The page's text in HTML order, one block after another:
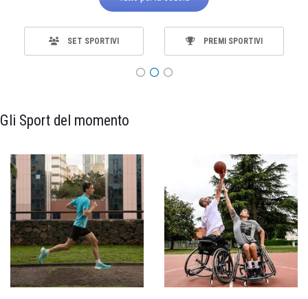
SET SPORTIVI PREMI SPORTIVI
Gli Sport del momento